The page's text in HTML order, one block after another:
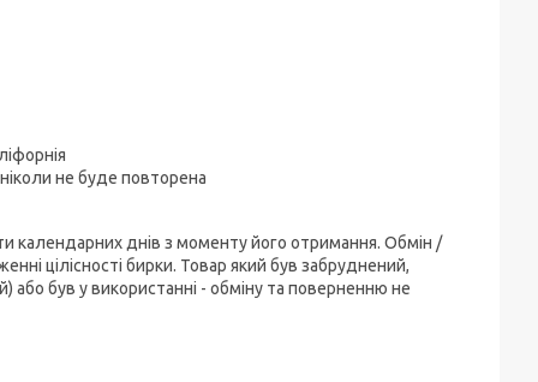
не буде повторена
календарних днів з моменту його отримання. Обмін /
цілісності бирки. Товар який був забруднений,
або був у використанні - обміну та поверненню не